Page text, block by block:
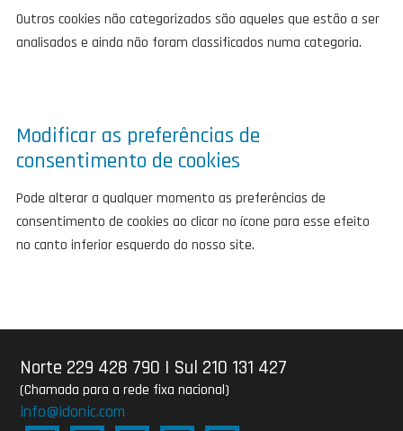
Outros cookies não categorizados são aqueles que estão a ser
analisados e ainda não foram classificados numa categoria.
Modificar as preferências de
consentimento de cookies
Pode alterar a qualquer momento as preferências de
consentimento de cookies ao clicar no ícone para esse efeito
no canto inferior esquerdo do nosso site.
Norte 229 428 790 | Sul 210 131 427
(Chamada para a rede fixa nacional)
info@idonic.com